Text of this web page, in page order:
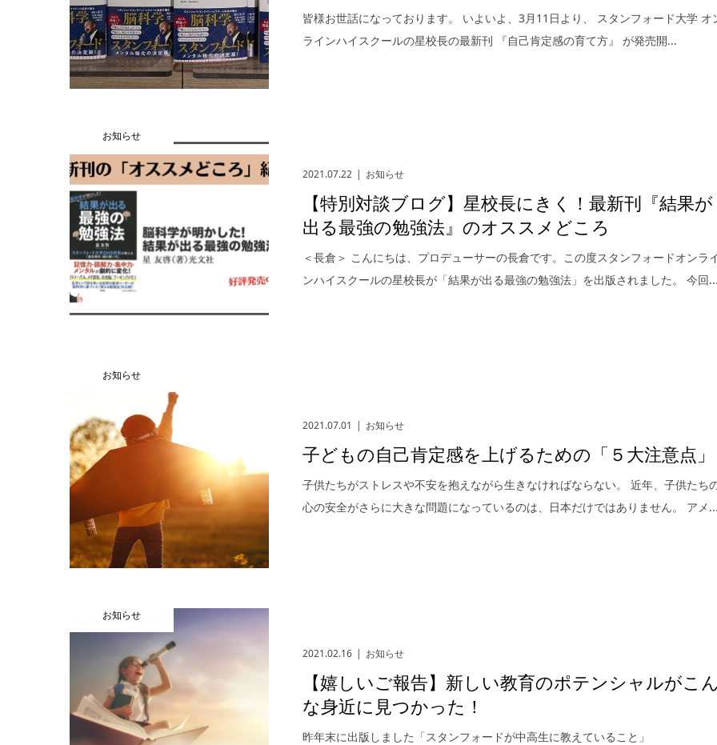
皆様お世話になっております。 いよいよ、3月11日より、 スタンフォード大学 オ
ラインハイスクールの星校長の最新刊 『自己肯定感の育て方』 が発売開...
お知らせ
2021.07.22 お知らせ
【特別対談ブログ】星校長にきく！最新刊『結果が
出る最強の勉強法』のオススメどころ
＜長倉＞ こんにちは、プロデューサーの長倉です。この度スタンフォードオンラ
ンハイスクールの星校長が「結果が出る最強の勉強法」を出版されました。 今回
お知らせ
2021.07.01 お知らせ
子どもの自己肯定感を上げるための「５大注意点」
子供たちがストレスや不安を抱えながら生きなければならない。 近年、子供たち
心の安全がさらに大きな問題になっているのは、日本だけではありません。 アメ
お知らせ
2021.02.16 お知らせ
【嬉しいご報告】新しい教育のポテンシャルがこ
な身近に見つかった！
昨年末に出版しました「スタンフォードが中高生に教えていること」